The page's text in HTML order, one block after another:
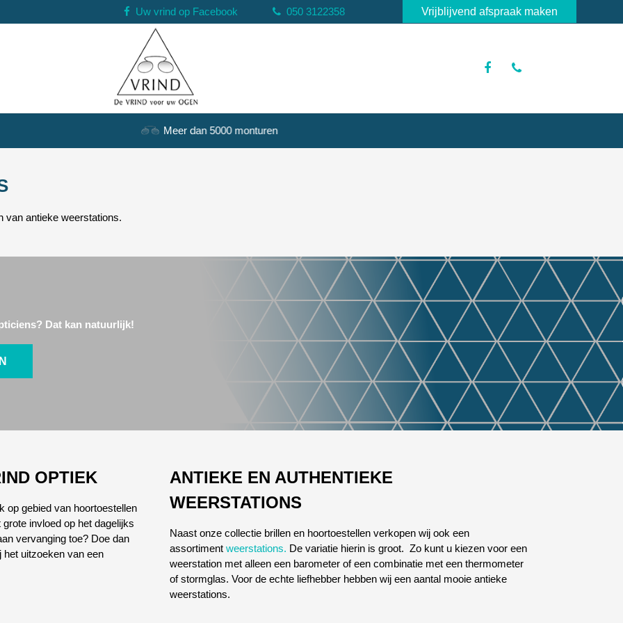
Meer dan 5000 monturen
van antieke weerstations.
Dat kan natuurlijk!
OPTIEK
op gebied van hoortoestellen
invloed op het dagelijks
vervanging toe? Doe dan
het uitzoeken van een
ANTIEKE EN AUTHENTIEKE
WEERSTATIONS
Naast onze collectie brillen en hoortoestellen verkopen wij ook een
assortiment weerstations. De variatie hierin is groot. Zo kunt u kiezen voor een
weerstation met alleen een barometer of een combinatie met een thermometer
of stormglas. Voor de echte liefhebber hebben wij een aantal mooie antieke
weerstations.
Uw vrind op Facebook 050 3122358 Vrijblijvend afspraak maken